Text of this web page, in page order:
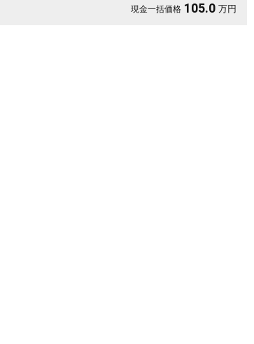
現金一括価格 105.0 万円